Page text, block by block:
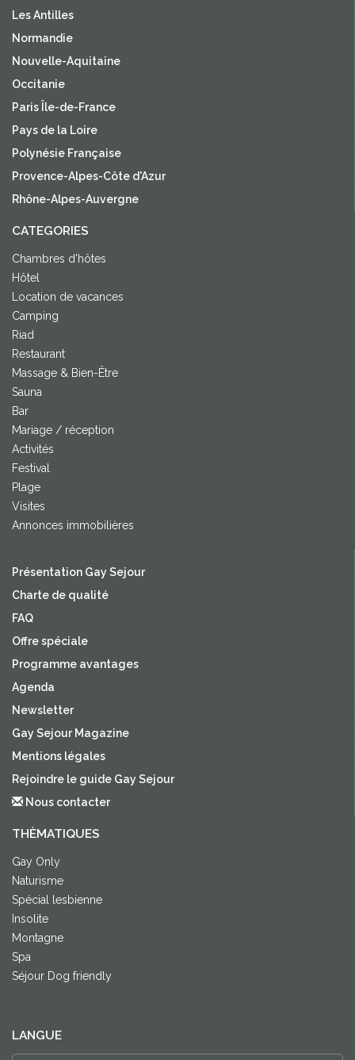
Les Antilles
Normandie
Nouvelle-Aquitaine
Occitanie
Paris Île-de-France
Pays de la Loire
Polynésie Française
Provence-Alpes-Côte d'Azur
Rhône-Alpes-Auvergne
CATEGORIES
Chambres d'hôtes
Hôtel
Location de vacances
Camping
Riad
Restaurant
Massage & Bien-Être
Sauna
Bar
Mariage / réception
Activités
Festival
Plage
Visites
Annonces immobilières
Présentation Gay Sejour
Charte de qualité
FAQ
Offre spéciale
Programme avantages
Agenda
Newsletter
Gay Sejour Magazine
Mentions légales
Rejoindre le guide Gay Sejour
Nous contacter
THÈMATIQUES
Gay Only
Naturisme
Spécial lesbienne
Insolite
Montagne
Spa
Séjour Dog friendly
LANGUE